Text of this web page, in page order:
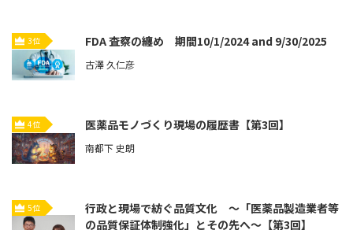
3位 FDA 査察の纏め 期間10/1/2024 and 9/30/2025
古澤 久仁彦
4位 医薬品モノづくり現場の履歴書【第3回】
南都下 史朗
5位
行政と現場で紡ぐ品質文化 ～「医薬品製造業者等
の品質保証体制強化」とその先へ～【第3回】